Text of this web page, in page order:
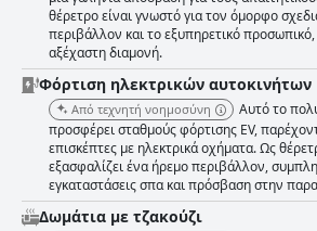
θέρετρο είναι γνωστό για τον όμορφο
περιβάλλον και το εξυπηρετικό
αξέχαστη διαμονή.
Φόρτιση ηλεκτρικών αυτοκινήτων
Από τεχνητή νοημοσύνη
Αυτό το
προσφέρει σταθμούς φόρτισης EV,
επισκέπτες με ηλεκτρικά οχήματα. Ως
εξασφαλίζει ένα ήρεμο περιβάλλον,
εγκαταστάσεις σπα και πρόσβαση στην
Δωμάτια με τζακούζι